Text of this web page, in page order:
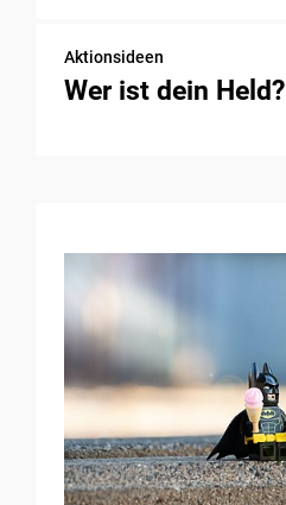
Aktionsideen
Wer ist dein Held?